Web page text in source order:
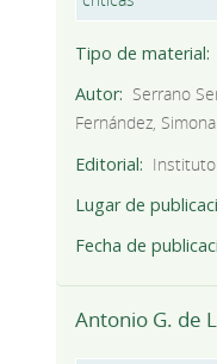
Tipo de material
Autor
Serrano
Fernández, Simona
Editorial
Lugar de
Fecha de
Antonio G. de